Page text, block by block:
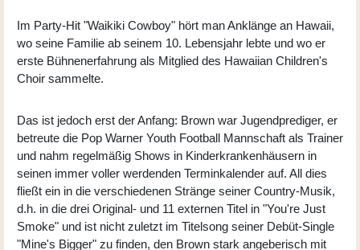
Im Party-Hit "Waikiki Cowboy" hört man Anklänge an Hawaii,
wo seine Familie ab seinem 10. Lebensjahr lebte und wo er
erste Bühnenerfahrung als Mitglied des Hawaiian Children's
Choir sammelte.
Das ist jedoch erst der Anfang: Brown war Jugendprediger, er
betreute die Pop Warner Youth Football Mannschaft als Trainer
und nahm regelmäßig Shows in Kinderkrankenhäusern in
seinen immer voller werdenden Terminkalender auf. All dies
fließt ein in die verschiedenen Stränge seiner Country-Musik,
d.h. in die drei Original- und 11 externen Titel in "You're Just
Smoke" und ist nicht zuletzt im Titelsong seiner Debüt-Single
"Mine's Bigger" zu finden, den Brown stark angeberisch mit